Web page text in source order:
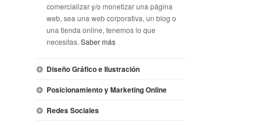
comercializar y/o monetizar una página
web, sea una web corporativa, un blog o
una tienda online, tenemos lo que
necesitas.Saber más
Diseño Gráfico e Ilustración
Posicionamiento y Marketing Online
Redes Sociales